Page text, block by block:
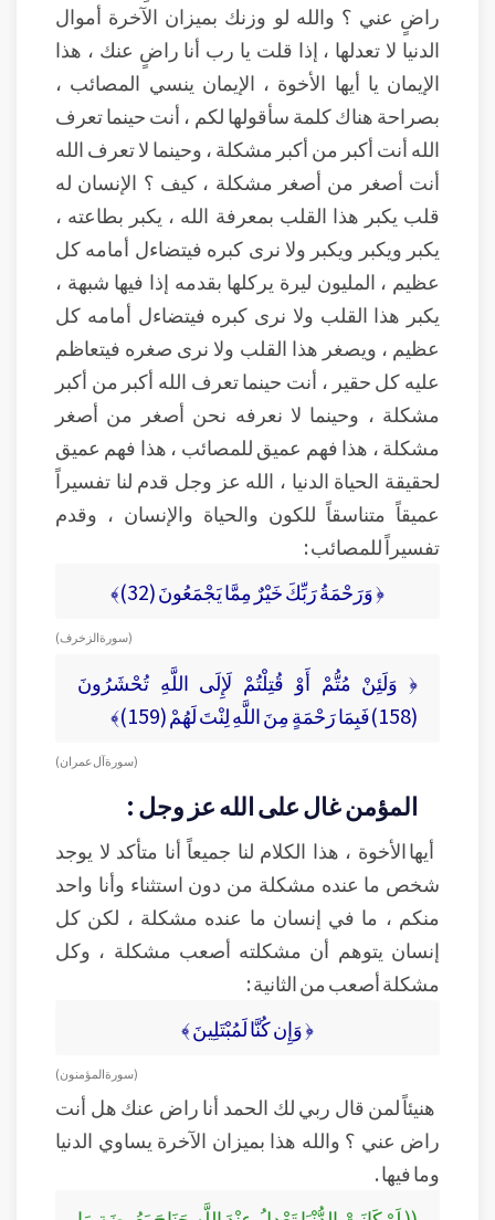
راضٍ عني ؟ والله لو وزنك بميزان الآخرة أموال
الدنيا لا تعدلها ، إذا قلت يا رب أنا راضٍ عنك ، هذا
الإيمان يا أيها الأخوة ، الإيمان ينسي المصائب ،
بصراحة هناك كلمة سأقولها لكم ، أنت حينما تعرف
الله أنت أكبر من أكبر مشكلة ، وحينما لا تعرف الله
أنت أصغر من أصغر مشكلة ، كيف ؟ الإنسان له
قلب يكبر هذا القلب بمعرفة الله ، يكبر بطاعته ،
يكبر ويكبر ويكبر ولا نرى كبره فيتضاءل أمامه كل
عظيم ، المليون ليرة يركلها بقدمه إذا فيها شبهة ،
يكبر هذا القلب ولا نرى كبره فيتضاءل أمامه كل
عظيم ، ويصغر هذا القلب ولا نرى صغره فيتعاظم
عليه كل حقير ، أنت حينما تعرف الله أكبر من أكبر
مشكلة ، وحينما لا نعرفه نحن أصغر من أصغر
مشكلة ، هذا فهم عميق للمصائب ، هذا فهم عميق
لحقيقة الحياة الدنيا ، الله عز وجل قدم لنا تفسيراً
عميقاً متناسقاً للكون والحياة والإنسان ، وقدم
تفسيراً للمصائب :
﴿ وَرَحْمَةُ رَبِّكَ خَيْرٌ مِمَّا يَجْمَعُونَ (32)﴾
( سورة الزخرف )
﴿ وَلَئِنْ مُتُّمْ أَوْ قُتِلْتُمْ لَإِلَى اللَّهِ تُحْشَرُونَ
(158)فَبِمَا رَحْمَةٍ مِنَ اللَّهِ لِنْتَ لَهُمْ (159)﴾
( سورة آل عمران )
المؤمن غال على الله عز وجل :
أيها الأخوة ، هذا الكلام لنا جميعاً أنا متأكد لا يوجد
شخص ما عنده مشكلة من دون استثناء وأنا واحد
منكم ، ما في إنسان ما عنده مشكلة ، لكن كل
إنسان يتوهم أن مشكلته أصعب مشكلة ، وكل
مشكلة أصعب من الثانية :
﴿ وَإِن كُنَّا لَمُبْتَلِينَ ﴾
( سورة المؤمنون )
هنيئاً لمن قال ربي لك الحمد أنا راض عنك هل أنت
راض عني ؟ والله هذا بميزان الآخرة يساوي الدنيا
وما فيها .